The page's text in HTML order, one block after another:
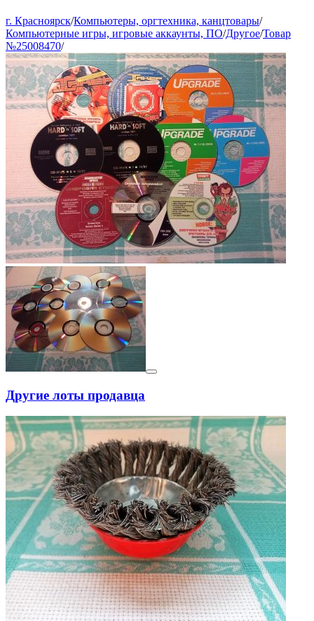
г. Красноярск/Компьютеры, оргтехника, канцтовары/
Компьютерные игры, игровые аккаунты, ПО/Другое/Товар
№25008470/
Другие лоты продавца